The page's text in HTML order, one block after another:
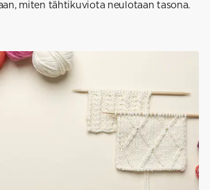
miten tähtikuviota neulotaan tasona.